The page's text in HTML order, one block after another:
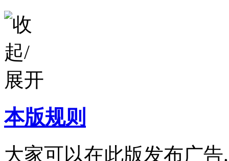
本版规则
大家可以在此版发布广